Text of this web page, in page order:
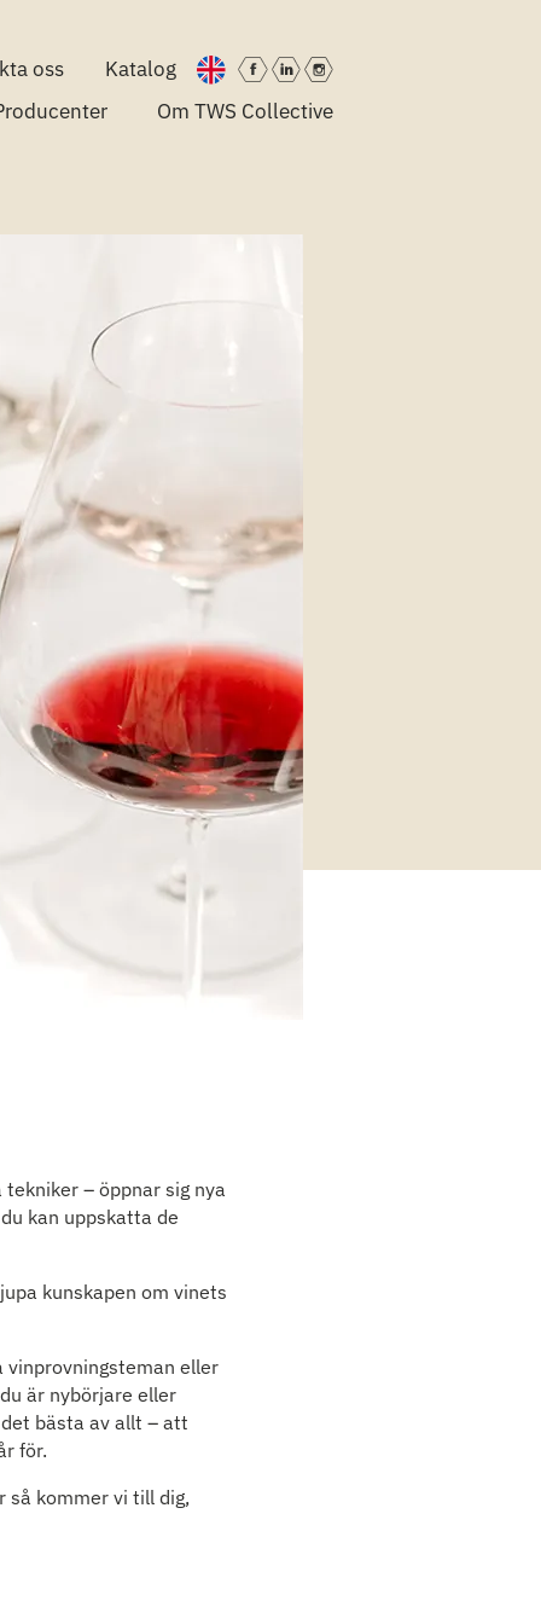
oss
Katalog
Om TWS Collective
– öppnar sig nya
kan uppskatta de
kunskapen om vinets
vinprovningsteman eller
är nybörjare eller
bästa av allt – att
för.
så kommer vi till dig,